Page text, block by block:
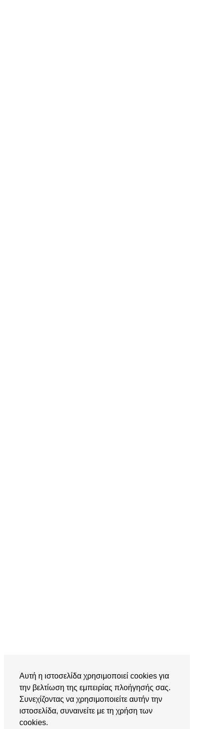
Αυτή η ιστοσελίδα χρησιμοποιεί cookies για
την βελτίωση της εμπειρίας πλοήγησής σας.
Συνεχίζοντας να χρησιμοποιείτε αυτήν την
ιστοσελίδα, συναινείτε με τη χρήση των
cookies.